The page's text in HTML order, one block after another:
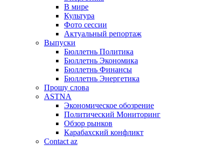
В мире
Культура
Фото сессии
Актуальный репортаж
Выпуски
Бюллетнь Политика
Бюллетнь Экономика
Бюллетнь Финансы
Бюллетнь Энергетика
Прошу слова
ASTNA
Экономическое обозрение
Политический Мониторинг
Обзор рынков
Карабахский конфликт
Contact az